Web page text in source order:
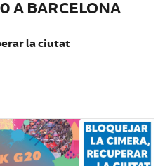
A BARCELONA
la ciutat